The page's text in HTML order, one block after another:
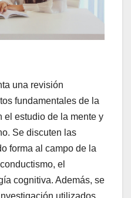
una revisión
fundamentales de la
el estudio de la mente y
Se discuten las
forma al campo de la
el
cognitiva. Además, se
utilizados